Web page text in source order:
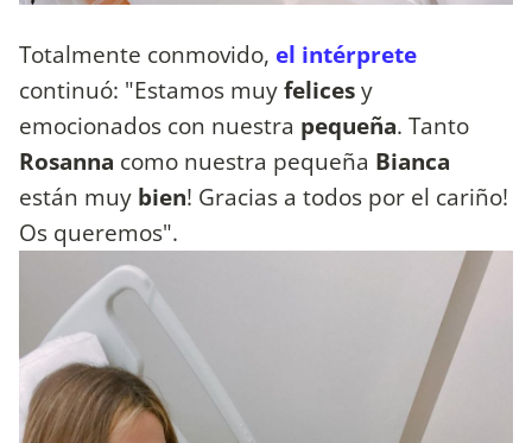
Totalmente conmovido, el intérprete
continuó: "Estamos muyfelicesy
emocionados con nuestra pequeña. Tanto
Rosanna como nuestra pequeña Bianca
están muy bien! Gracias a todos por el cariño!
Os queremos".